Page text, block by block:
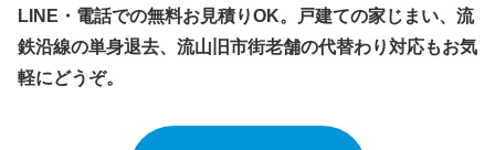
LINE・電話での無料お見積りOK。戸建ての家じまい、流
鉄沿線の単身退去、流山旧市街老舗の代替わり対応もお気
軽にどうぞ。